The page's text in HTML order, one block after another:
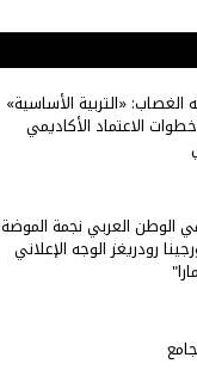
الغصاب: «التربية الأساسية»
الاعتماد الأكاديمي
الوطن العربي نجمة الموضة
رودريغز الوجه الإعلاني